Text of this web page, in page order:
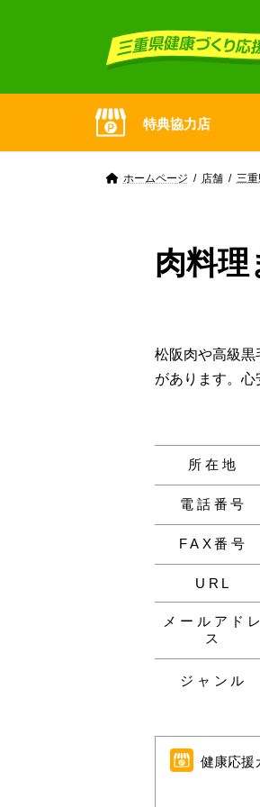
特典協力店
ホームページ 店舗 三重
肉料理
松阪肉や高級
があります。心
所在地
電話番号
FAX番号
URL
メールアドレ
ス
ジャンル
健康応援